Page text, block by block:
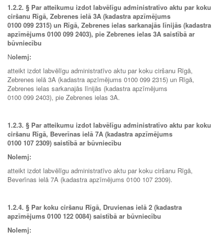
1.2.2. § Par atteikumu izdot labvēlīgu administratīvo aktu par koku
ciršanu Rīgā, Zebrenes ielā 3A (kadastra apzīmējums
0100 099 2315) un Rīgā, Zebrenes ielas sarkanajās līnijās (kadastra
apzīmējums 0100 099 2403), pie Zebrenes ielas 3A saistībā ar
būvniecību
Nolemj:
atteikt izdot labvēlīgu administratīvo aktu par koku ciršanu Rīgā,
Zebrenes ielā 3A (kadastra apzīmējums 0100 099 2315) un Rīgā,
Zebrenes ielas sarkanajās līnijās (kadastra apzīmējums
0100 099 2403), pie Zebrenes ielas 3A.
1.2.3. § Par atteikumu izdot labvēlīgu administratīvo aktu par koku
ciršanu Rīgā, Beverīnas ielā 7A (kadastra apzīmējums
0100 107 2309) saistībā ar būvniecību
Nolemj:
atteikt izdot labvēlīgu administratīvo aktu par koku ciršanu Rīgā,
Beverīnas ielā 7A (kadastra apzīmējums 0100 107 2309).
1.2.4. § Par koku ciršanu Rīgā, Druvienas ielā 2 (kadastra
apzīmējums 0100 122 0084) saistībā ar būvniecību
Nolemj: